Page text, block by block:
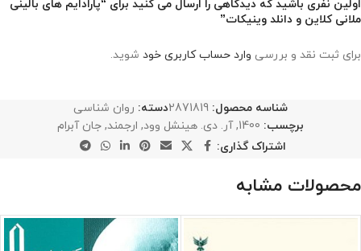
اولین نفری باشید که دیدگاهی را ارسال می کنید برای “پارادایم‌ های بالینی
ملانی کلاین و دانلد وینیکات”
برای ثبت نقد و بررسی وارد حساب کاربری خود شوید.
شناسه محصول: 2871819دسته: روان شناسی
برچسب: 1400
, آر. دی. هینشل وود, ارجمند, جان آبرام
اشتراک گذاری:
محصولات مشابه